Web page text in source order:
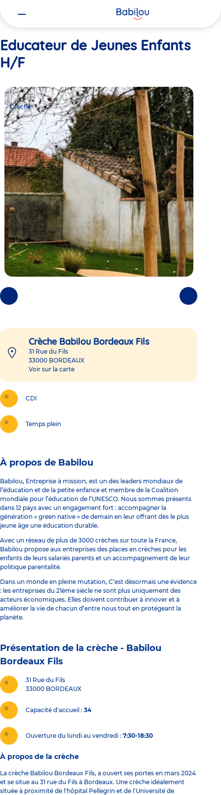
Educateur de Jeunes Enfants
H/F
Crèche
Babilou
Bordeaux
Fils
Crèche
Photos
précédentes
Photos
suivantes
Crèche Babilou Bordeaux Fils
31 Rue du Fils
33000 BORDEAUX
Voir sur la carte
CDI
Temps plein
À propos de Babilou
Babilou, Entreprise à mission, est un des leaders mondiaux de
l’éducation et de la petite enfance et membre de la Coalition
mondiale pour l’éducation de l’UNESCO. Nous sommes présents
dans 12 pays avec un engagement fort : accompagner la
génération « green native » de demain en leur offrant dès le plus
jeune âge une éducation durable.
Avec un réseau de plus de 3000 crèches sur toute la France,
Babilou propose aux entreprises des places en crèches pour les
enfants de leurs salariés parents et un accompagnement de leur
politique parentalité.
Dans un monde en pleine mutation, C’est désormais une évidence
: les entreprises du 21ème siècle ne sont plus uniquement des
acteurs économiques. Elles doivent contribuer à innover et à
améliorer la vie de chacun d’entre nous tout en protégeant la
planète.
Présentation de la crèche - Babilou
Bordeaux Fils
31 Rue du Fils
33000 BORDEAUX
Capacité d'accueil 34
Ouverture du lundi au vendredi : 7:30-18:30
À propos de la crèche
La crèche Babilou Bordeaux Fils, a ouvert ses portes en mars 2024
et se situe au 31 rue du Fils à Bordeaux. Une crèche idéalement
située à proximité de l'hôpital Pellegrin et de l'Université de